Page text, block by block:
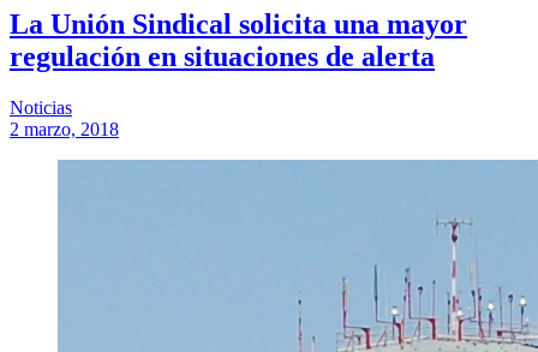
La Unión Sindical solicita una mayor
regulación en situaciones de alerta
Noticias
2 marzo, 2018